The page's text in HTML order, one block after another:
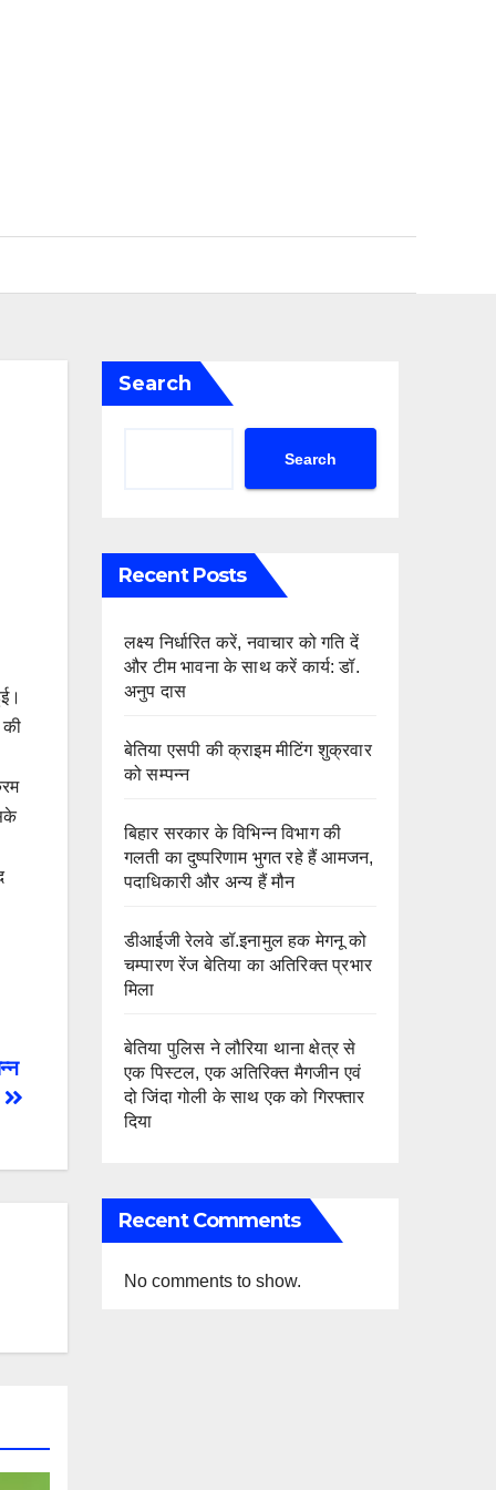
की
Search
Search
Recent Posts
लक्ष्य निर्धारित करें, नवाचार को गति दें
और टीम भावना के साथ करें कार्य: डॉ.
अनुप दास
बेतिया एसपी की क्राइम मीटिंग शुक्रवार
को सम्पन्न
बिहार सरकार के विभिन्न विभाग की
गलती का दुष्परिणाम भुगत रहे हैं आमजन,
पदाधिकारी और अन्य हैं मौन
डीआईजी रेलवे डॉ.इनामुल हक मेगनू को
चम्पारण रेंज बेतिया का अतिरिक्त प्रभार
मिला
बेतिया पुलिस ने लौरिया थाना क्षेत्र से
एक पिस्टल, एक अतिरिक्त मैगजीन एवं
दो जिंदा गोली के साथ एक को गिरफ्तार
दिया
Recent Comments
No comments to show.